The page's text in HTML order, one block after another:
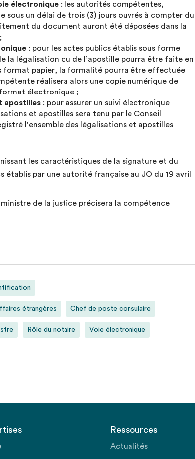
électronique : les autorités compétentes,
sous un délai de trois (3) jours ouvrés à compter du
du document auront été déposées dans la
: pour les actes publics établis sous forme
la légalisation ou de l’apostille pourra être faite en
format papier, la formalité pourra être effectuée
réalisera alors une copie numérique de
électronique ;
apostilles : pour assurer un suivi électronique
et apostilles sera tenu par le Conseil
l’ensemble des légalisations et apostilles
les caractéristiques de la signature et du
établis par une autorité française au JO du 19 avril
de la justice précisera la compétence
étrangères Chef de poste consulaire
Rôle du notaire Voie électronique
Ressources
Actualités